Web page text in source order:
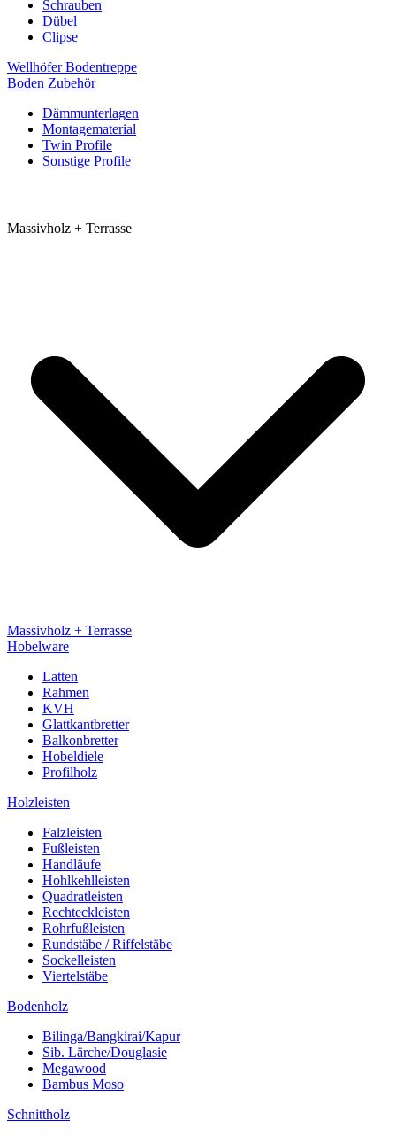
Schrauben
Dübel
Clipse
Wellhöfer Bodentreppe
Boden Zubehör
Dämmunterlagen
Montagematerial
Twin Profile
Sonstige Profile
Massivholz + Terrasse
Massivholz + Terrasse
Hobelware
Latten
Rahmen
KVH
Glattkantbretter
Balkonbretter
Hobeldiele
Profilholz
Holzleisten
Falzleisten
Fußleisten
Handläufe
Hohlkehlleisten
Quadratleisten
Rechteckleisten
Rohrfußleisten
Rundstäbe / Riffelstäbe
Sockelleisten
Viertelstäbe
Bodenholz
Bilinga/Bangkirai/Kapur
Sib. Lärche/Douglasie
Megawood
Bambus Moso
Schnittholz